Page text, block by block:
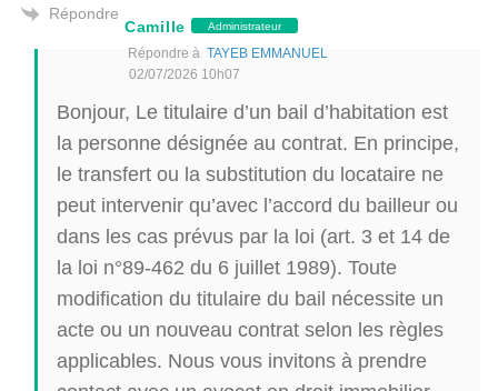
Répondre
Camille Administrateur
Répondre à TAYEB EMMANUEL
02/07/2026 10h07
Bonjour, Le titulaire d’un bail d’habitation est
la personne désignée au contrat. En principe,
le transfert ou la substitution du locataire ne
peut intervenir qu’avec l’accord du bailleur ou
dans les cas prévus par la loi (art. 3 et 14 de
la loi n°89-462 du 6 juillet 1989). Toute
modification du titulaire du bail nécessite un
acte ou un nouveau contrat selon les règles
applicables. Nous vous invitons à prendre